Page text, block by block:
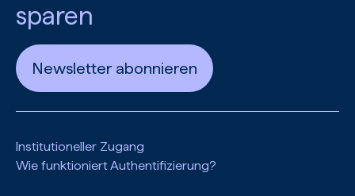
sparen
Newsletter abonnieren
Institutioneller Zugang
Wie funktioniert Authentifizierung?